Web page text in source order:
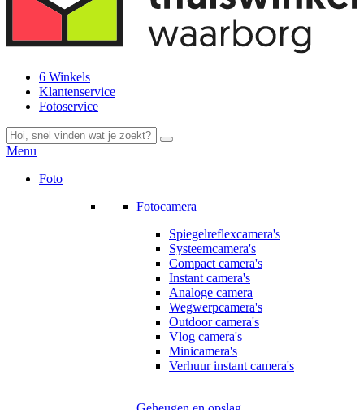
6 Winkels
Klantenservice
Fotoservice
Menu
Foto
Fotocamera
Spiegelreflexcamera's
Systeemcamera's
Compact camera's
Instant camera's
Analoge camera
Wegwerpcamera's
Outdoor camera's
Vlog camera's
Minicamera's
Verhuur instant camera's